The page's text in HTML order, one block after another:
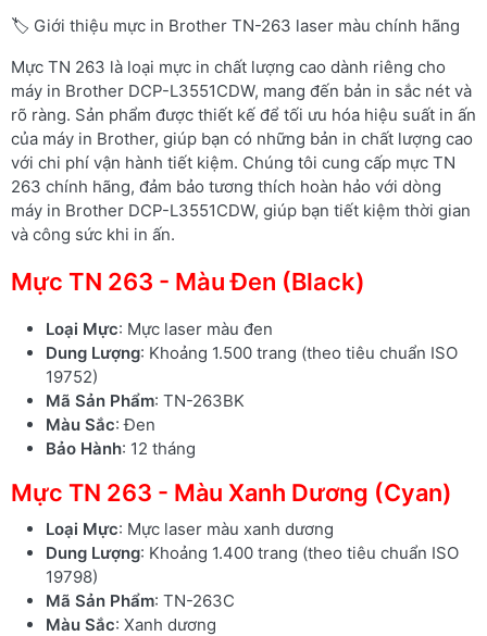
🏷️ Giới thiệu mực in Brother TN-263 laser màu chính hãng
Mực TN 263 là loại mực in chất lượng cao dành riêng cho
máy in Brother DCP-L3551CDW, mang đến bản in sắc nét và
rõ ràng. Sản phẩm được thiết kế để tối ưu hóa hiệu suất in ấn
của máy in Brother, giúp bạn có những bản in chất lượng cao
với chi phí vận hành tiết kiệm. Chúng tôi cung cấp mực TN
263 chính hãng, đảm bảo tương thích hoàn hảo với dòng
máy in Brother DCP-L3551CDW, giúp bạn tiết kiệm thời gian
và công sức khi in ấn.
Mực TN 263 - Màu Đen (Black)
Loại Mực: Mực laser màu đen
Dung Lượng: Khoảng 1.500 trang (theo tiêu chuẩn ISO
19752)
Mã Sản Phẩm: TN-263BK
Màu Sắc: Đen
Bảo Hành: 12 tháng
Mực TN 263 - Màu Xanh Dương (Cyan)
Loại Mực: Mực laser màu xanh dương
Dung Lượng: Khoảng 1.400 trang (theo tiêu chuẩn ISO
19798)
Mã Sản Phẩm: TN-263C
Màu Sắc: Xanh dương